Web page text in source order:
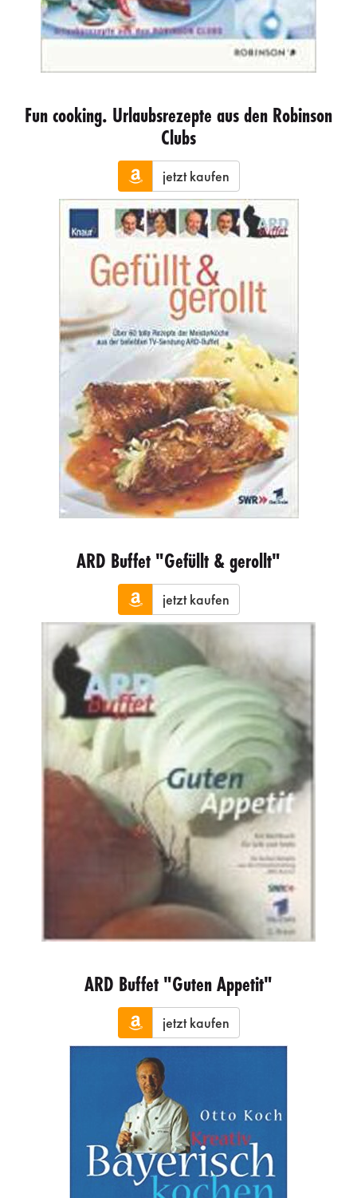
Fun cooking. Urlaubsrezepte aus den Robinson
Clubs
jetzt kaufen
ARD Buffet "Gefüllt & gerollt"
jetzt kaufen
ARD Buffet "Guten Appetit"
jetzt kaufen